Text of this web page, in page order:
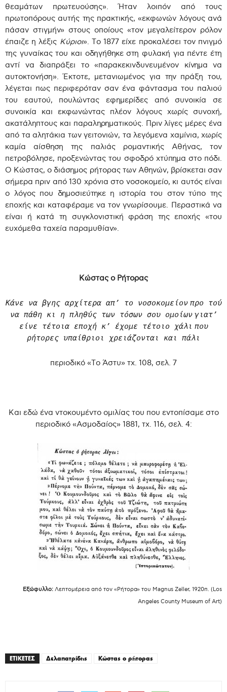
θεαμάτων πρωτευούσης». Ήταν λοιπόν από τους
πρωτοπόρους αυτής της πρακτικής, «εκφωνών λόγους ανά
πάσαν στιγμήν» στους οποίους «τον μεγαλείτερον ρόλον
έπαιζε η λέξις Κύριοι». Το 1877 είχε προκαλέσει τον πνιγμό
της γυναίκας του και οδηγήθηκε στη φυλακή για πέντε έτη
αντί να διαπράξει το «παρακεκινδυνευμένον κίνημα να
αυτοκτονήση». Έκτοτε, μετανιωμένος για την πράξη του,
λέγεται πως περιφερόταν σαν ένα φάντασμα του παλιού
του εαυτού, πουλώντας εφημερίδες από συνοικία σε
συνοικία και εκφωνώντας πλέον λόγους χωρίς συνοχή,
ακατάληπτους και παραληρηματικούς. Πριν λίγες μέρες ένα
από τα αλητάκια των γειτονιών, τα λεγόμενα χαμίνια, χωρίς
καμία αίσθηση της παλιάς ρομαντικής Αθήνας, τον
πετροβόλησε, προξενώντας του σφοδρό χτύπημα στο πόδι.
Ο Κώστας, ο διάσημος ρήτορας των Αθηνών, βρίσκεται σαν
σήμερα πριν από 130 χρόνια στο νοσοκομείο, κι αυτός είναι
ο λόγος που δημοσιεύτηκε η ιστορία του στον τύπο της
εποχής και καταφέραμε να τον γνωρίσουμε. Περαστικά να
είναι ή κατά τη συγκλονιστική φράση της εποχής «του
ευχόμεθα ταχεία παραμυθίαν».
Κώστας ο Ρήτορας
Κάνε να βγης αρχίτερα απ’ το νοσοκομείον προ τού
να πάθη κι η πληθύς των τόσων σου ομοίων γιατ’
είνε τέτοια εποχή κ’ έχομε τέτοιο χάλι που
ρήτορες υπαίθριοι χρειάζονται και πάλι
περιοδικό «Το Άστυ» τχ. 108, σελ. 7
Και εδώ ένα ντοκουμέντο ομιλίας του που εντοπίσαμε στο
περιοδικό «Ασμοδαίος» 1881, τχ. 116, σελ. 4:
Εξώφυλλο: Λεπτομέρεια από τον «Ρήτορα» του Magnus Zeller, 1920π. (Los
Angeles County Museum of Art)
ΕΤΙΚΕΤΕΣ Δελαπατρίδης Κώστας ο ρήτορας